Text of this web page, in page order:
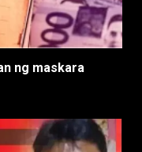
ng maskara